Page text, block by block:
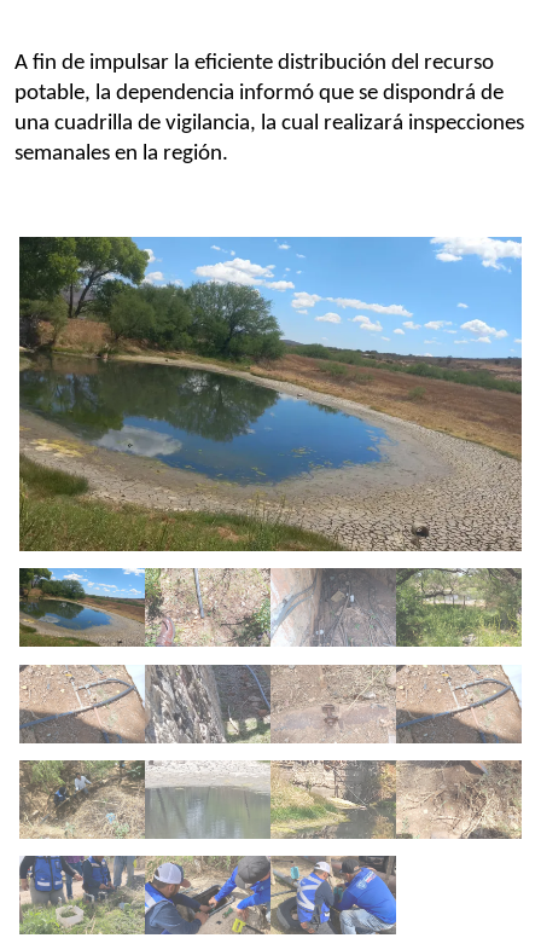
A fin de impulsar la eficiente distribución del recurso
potable, la dependencia informó que se dispondrá de
una cuadrilla de vigilancia, la cual realizará inspecciones
semanales en la región.